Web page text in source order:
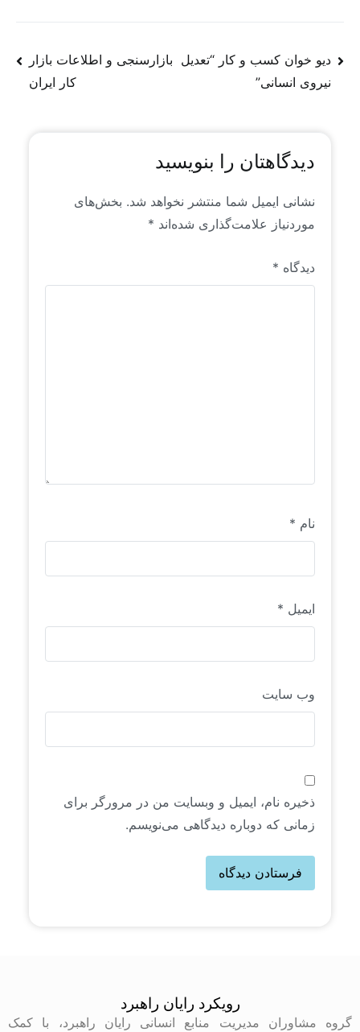
از روندها و سیگنال‌های موجود در فضای جهانی منابع
انسانی است که خاص رایان راهبرد است. این محتواها
دیو خوان کسب و کار “تعدیل
نیروی انسانی”
بازارسنجی و اطلاعات بازار
کار ایران
دیدگاهتان را بنویسید
نشانی ایمیل شما منتشر نخواهد شد. بخش‌های
موردنیاز علامت‌گذاری شده‌اند *
دیدگاه *
نام *
ایمیل *
وب‌ سایت
ذخیره نام، ایمیل و وبسایت من در مرورگر برای
زمانی که دوباره دیدگاهی می‌نویسم.
رویکرد رایان راهبرد
گروه مشاوران مدیریت منابع انسانی رایان راهبرد، با کمک